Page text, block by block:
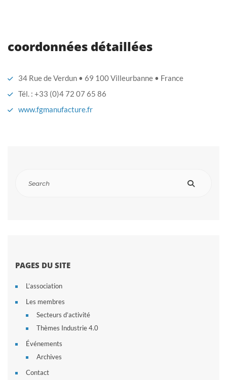
coordonnées détaillées
34 Rue de Verdun • 69 100 Villeurbanne • France
Tél. : +33 (0)4 72 07 65 86
www.fgmanufacture.fr
PAGES DU SITE
L’association
Les membres
Secteurs d’activité
Thèmes Industrie 4.0
Événements
Archives
Contact